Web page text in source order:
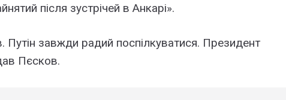
після зустрічей в Анкарі».
Путін завжди радий поспілкуватися. Президент
Пєсков.